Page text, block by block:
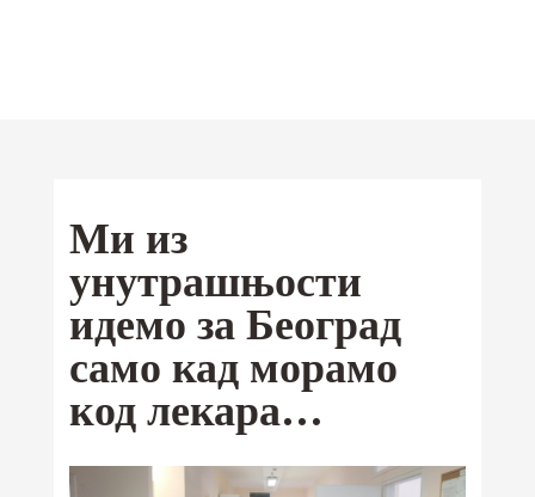
Ваши омиљени текстови од сада и
на Google Play и App Store-у
Ми из
унутрашњости
идемо за Београд
само кад морамо
код лекара…